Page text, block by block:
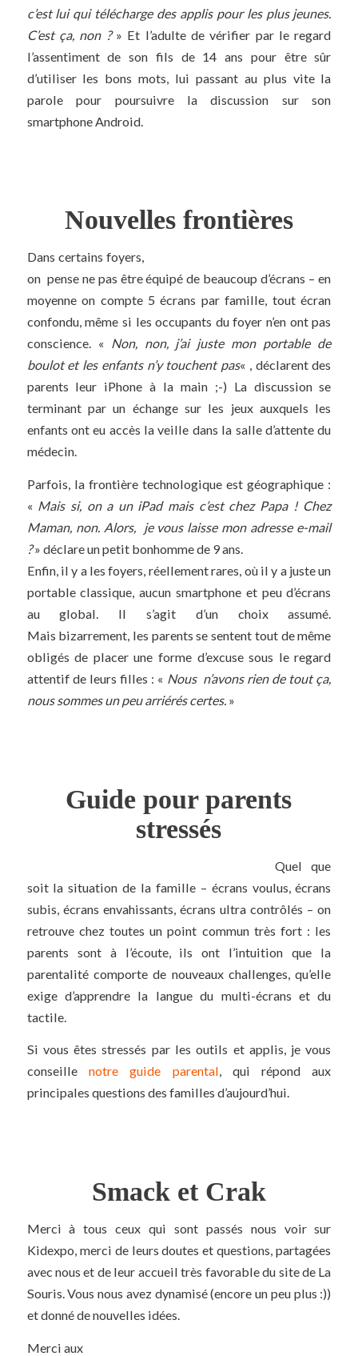
c’est lui qui télécharge des applis pour les plus jeunes.
C’est ça, non ?» Et l’adulte de vérifier par le regard
l’assentiment de son fils de 14 ans pour être sûr
d’utiliser les bons mots, lui passant au plus vite la
parole pour poursuivre la discussion sur son
smartphone Android.
Nouvelles frontières
Dans certains foyers,
on pense ne pas être équipé de beaucoup d’écrans – en
moyenne on compte 5 écrans par famille, tout écran
confondu, même si les occupants du foyer n’en ont pas
conscience. « Non, non, j’ai juste mon portable de
boulot et les enfants n’y touchent pas« , déclarent des
parents leur iPhone à la main ;-) La discussion se
terminant par un échange sur les jeux auxquels les
enfants ont eu accès la veille dans la salle d’attente du
médecin.
Parfois, la frontière technologique est géographique :
« Mais si, on a un iPad mais c’est chez Papa ! Chez
Maman, non. Alors, je vous laisse mon adresse e-mail
?» déclare un petit bonhomme de 9 ans.
Enfin, il y a les foyers, réellement rares, où il y a juste un
portable classique, aucun smartphone et peu d’écrans
au global. Il s’agit d’un choix assumé.
Mais bizarrement, les parents se sentent tout de même
obligés de placer une forme d’excuse sous le regard
attentif de leurs filles : « Nous n’avons rien de tout ça,
nous sommes un peu arriérés certes.»
Guide pour parents
stressés
Quel que
soit la situation de la famille – écrans voulus, écrans
subis, écrans envahissants, écrans ultra contrôlés – on
retrouve chez toutes un point commun très fort : les
parents sont à l’écoute, ils ont l’intuition que la
parentalité comporte de nouveaux challenges, qu’elle
exige d’apprendre la langue du multi-écrans et du
tactile.
Si vous êtes stressés par les outils et applis, je vous
conseille notre guide parental, qui répond aux
principales questions des familles d’aujourd’hui.
Smack et Crak
Merci à tous ceux qui sont passés nous voir sur
Kidexpo, merci de leurs doutes et questions, partagées
avec nous et de leur accueil très favorable du site de La
Souris. Vous nous avez dynamisé (encore un peu plus :))
et donné de nouvelles idées.
Merci aux